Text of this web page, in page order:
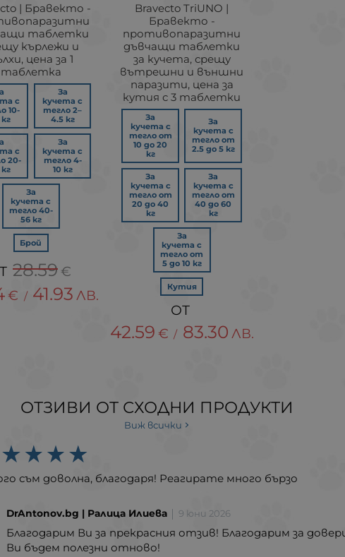
| Бравекто -
таблетки
кърлежи и
цена за 1
таблетка
с
10-
За
кучета с
тегло 2–
4.5 кг
с
20-
За
кучета с
тегло 4-
10 кг
За
кучета с
тегло 40-
56 кг
Брой
28.59 €
€ / 41.93 ЛВ.
Bravecto TriUNO |
Бравекто -
противопаразитни
дъвчащи таблетки
за кучета, срещу
вътрешни и външни
паразити, цена за
кутия с 3 таблетки
За
кучета с
тегло от
10 до 20
кг
За
кучета с
тегло от
2.5 до 5 кг
За
кучета с
тегло от
20 до 40
кг
За
кучета с
тегло от
40 до 60
кг
За
кучета с
тегло от
5 до 10 кг
Кутия
42.59 € / 83.30 ЛВ.
ОТЗИВИ ОТ СХОДНИ ПРОДУКТИ
Виж всички
съм доволна, благодаря! Реагирате много бързо
DrAntonov.bg | Ралица Илиева 9 юни 2026
Благодарим Ви за прекрасния отзив! Благодарим за
Ви бъдем полезни отново!